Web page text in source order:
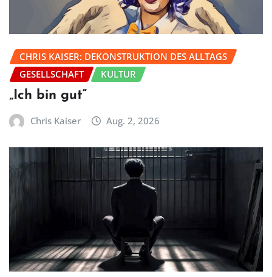
CHRIS KAISER: DEKONSTRUKTION DES ALLTAGS
GESELLSCHAFT
KULTUR
„Ich bin gut“
Chris Kaiser Aug. 2, 2026